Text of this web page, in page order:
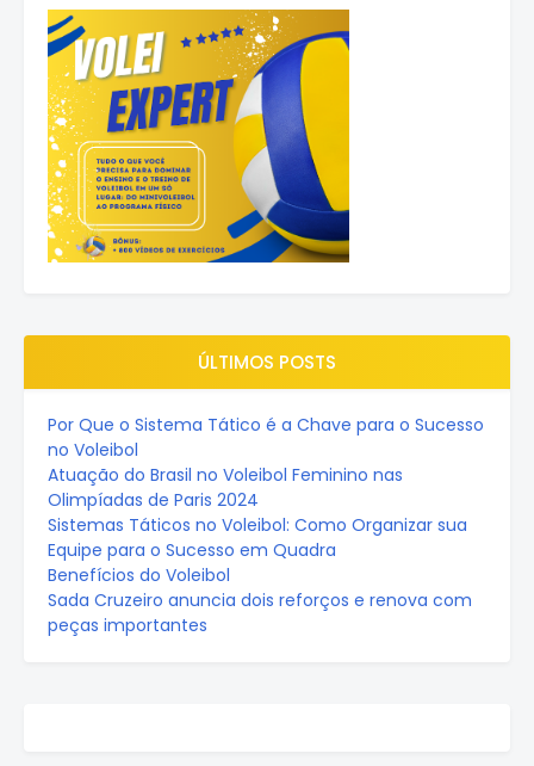
ÚLTIMOS POSTS
Por Que o Sistema Tático é a Chave para o Sucesso
no Voleibol
Atuação do Brasil no Voleibol Feminino nas
Olimpíadas de Paris 2024
Sistemas Táticos no Voleibol: Como Organizar sua
Equipe para o Sucesso em Quadra
Benefícios do Voleibol
Sada Cruzeiro anuncia dois reforços e renova com
peças importantes